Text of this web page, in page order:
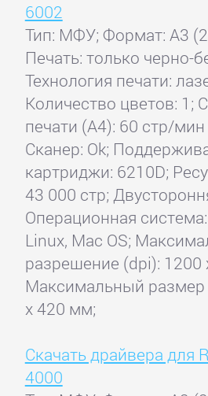
6002
Тип: МФУ; Формат: A3
Печать: только черно-
Технология печати:
Количество цветов: 1;
печати (А4): 60 стр/
Сканер: Ok;
картриджи: 6210D;
43 000 стр;
Операционная
Linux, Mac OS;
разрешение (dpi): 1200
Максимальный размер
x 420 мм;
Скачать драйвера для
4000